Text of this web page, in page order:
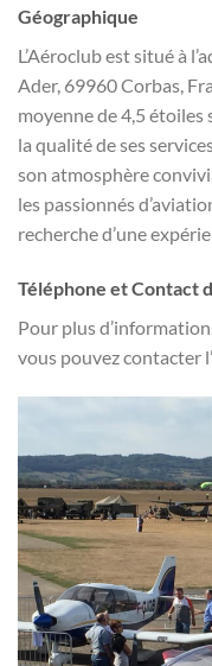
Géographique
L’Aéroclub est situé à
Ader, 69960 Corbas,
moyenne de 4,5
la qualité de ses
son atmosphère
les passionnés
recherche d’une
Téléphone et Contact
Pour plus
vous pouvez contacter